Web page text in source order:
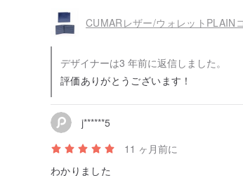
CUMARレザー/ウォレットPLAIN
デザイナーは3 年前に返信しました。
評価ありがとうございます！
j******5
11 ヶ月前に
わかりました